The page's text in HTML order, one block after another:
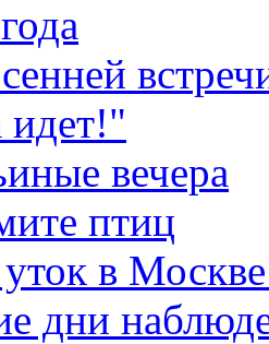
идет!"
вечера
птиц
в
дни